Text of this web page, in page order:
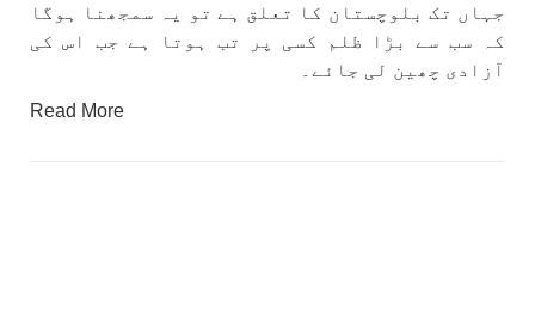
جہاں تک بلوچستان کا تعلق ہے تو یہ سمجھنا ہوگا
کہ سب سے بڑا ظلم کسی پر تب ہوتا ہے جب اس کی
آزادی چھین لی جائے۔
Read More